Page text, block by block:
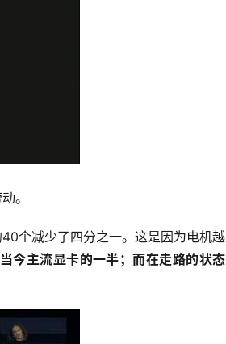
。
个减少了四分之一。这是因为电机越
今主流显卡的一半；而在走路的状态